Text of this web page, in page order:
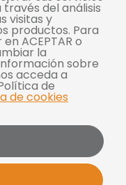
del análisis
visitas y
productos. Para
ACEPTAR o
la
sobre
acceda a
de
de cookies